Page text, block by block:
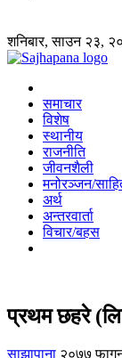
शनिबार, साउन २३,
समाचार
विशेष
स्थानीय
राजनीति
जीवनशैली
मनोरञ्जन/
अर्थ
अन्तरवार्ता
विचार/बहस
प्रथम छहरे
साझापाना २०७७